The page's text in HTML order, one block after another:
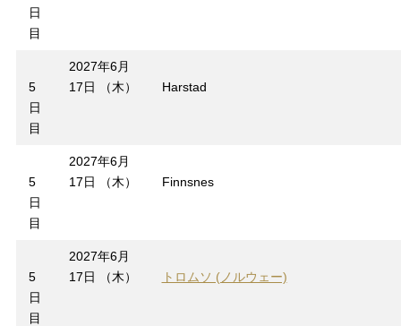
日
目
5
日
目
2027年6月
17日 （木）
Harstad
5
日
目
2027年6月
17日 （木）
Finnsnes
5
日
目
2027年6月
17日 （木）
トロムソ (ノルウェー)